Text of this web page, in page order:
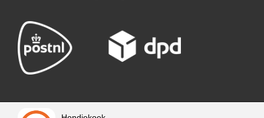
Wij slaan cookies op om onze website te verbeteren. Is dat akkoord?